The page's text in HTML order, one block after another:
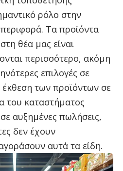
ρόλο στην
Τα προϊόντα
θέα μας είναι
περισσότερο, ακόμη
επιλογές σε
των προϊόντων σε
του καταστήματος
αυξημένες πωλήσεις,
δεν έχουν
αυτά τα είδη.